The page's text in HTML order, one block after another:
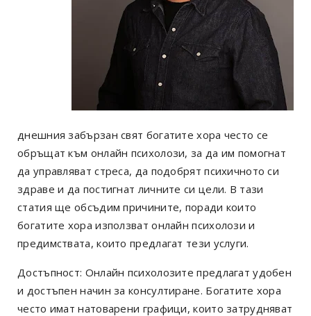
днешния забързан свят богатите хора често се
обръщат към онлайн психолози, за да им помогнат
да управляват стреса, да подобрят психичното си
здраве и да постигнат личните си цели. В тази
статия ще обсъдим причините, поради които
богатите хора използват онлайн психолози и
предимствата, които предлагат тези услуги.
Достъпност: Онлайн психолозите предлагат удобен
и достъпен начин за консултиране. Богатите хора
често имат натоварени графици, които затрудняват